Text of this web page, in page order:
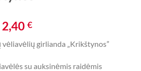
Original
price
was:
4,50 €.
2,40€Current
is:
2,40 €.
girlianda „Krikštynos”
su auksinėmis raidėmis